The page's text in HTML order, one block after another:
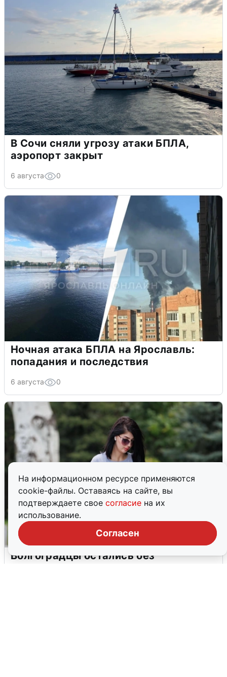
На информационном ресурсе применяются
cookie-файлы. Оставаясь на сайте, вы
подтверждаете свое согласие на их
использование.
Согласен
В Сочи сняли угрозу атаки БПЛА,
аэропорт закрыт
6 августа 0
Ночная атака БПЛА на Ярославль:
попадания и последствия
6 августа 0
Волгоградцы остались без